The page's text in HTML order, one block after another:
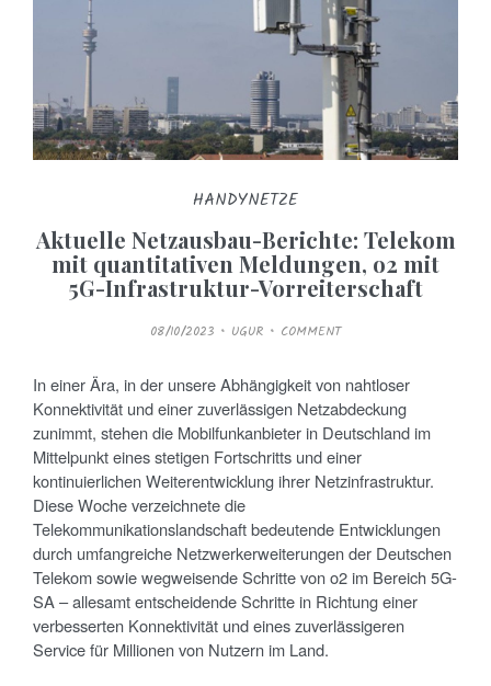
HANDYNETZE
Aktuelle Netzausbau-Berichte: Telekom
mit quantitativen Meldungen, o2 mit
5G-Infrastruktur-Vorreiterschaft
P
O
E
D
O
N
08/10/2023 UGUR COMMENT
In einer Ära, in der unsere Abhängigkeit von nahtloser
Konnektivität und einer zuverlässigen Netzabdeckung
zunimmt, stehen die Mobilfunkanbieter in Deutschland im
Mittelpunkt eines stetigen Fortschritts und einer
kontinuierlichen Weiterentwicklung ihrer Netzinfrastruktur.
Diese Woche verzeichnete die
Telekommunikationslandschaft bedeutende Entwicklungen
durch umfangreiche Netzwerkerweiterungen der Deutschen
Telekom sowie wegweisende Schritte von o2 im Bereich 5G-
SA – allesamt entscheidende Schritte in Richtung einer
verbesserten Konnektivität und eines zuverlässigeren
Service für Millionen von Nutzern im Land.